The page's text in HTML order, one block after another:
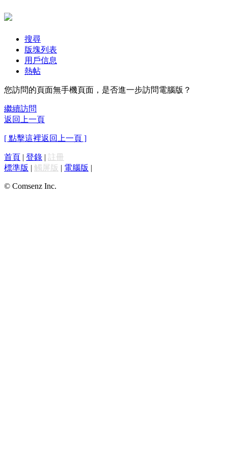
搜尋
版塊列表
用戶信息
熱帖
您訪問的頁面無手機頁面，是否進一步訪問電腦版？
繼續訪問
返回上一頁
[ 點擊這裡返回上一頁 ]
首頁 | 登錄 | 註冊
標準版 | 觸屏版 | 電腦版 |
© Comsenz Inc.